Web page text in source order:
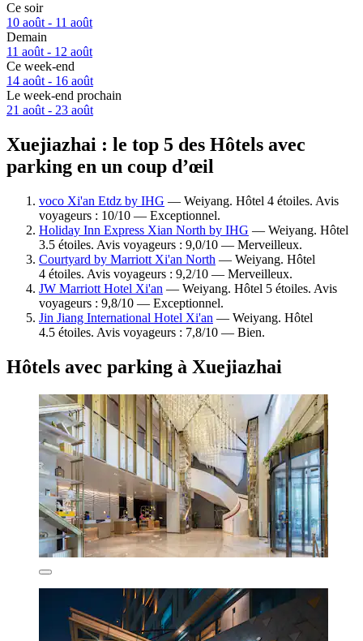
Ce soir
10 août - 11 août
Demain
11 août - 12 août
Ce week-end
14 août - 16 août
Le week-end prochain
21 août - 23 août
Xuejiazhai : le top 5 des Hôtels avec
parking en un coup d’œil
voco Xi'an Etdz by IHG — Weiyang. Hôtel 4 étoiles. Avis
voyageurs : 10/10 — Exceptionnel.
Holiday Inn Express Xian North by IHG — Weiyang. Hôtel
3.5 étoiles. Avis voyageurs : 9,0/10 — Merveilleux.
Courtyard by Marriott Xi'an North — Weiyang. Hôtel
4 étoiles. Avis voyageurs : 9,2/10 — Merveilleux.
JW Marriott Hotel Xi'an — Weiyang. Hôtel 5 étoiles. Avis
voyageurs : 9,8/10 — Exceptionnel.
Jin Jiang International Hotel Xi'an — Weiyang. Hôtel
4.5 étoiles. Avis voyageurs : 7,8/10 — Bien.
Hôtels avec parking à Xuejiazhai